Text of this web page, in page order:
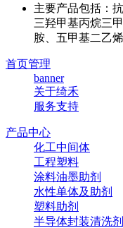
主要产品包括：
三羟甲基丙烷三
胺、五甲基二乙
首页管理
banner
关于绮禾
服务支持
产品中心
化工中间体
工程塑料
涂料油墨助剂
水性单体及助剂
塑料助剂
半导体封装清洗剂